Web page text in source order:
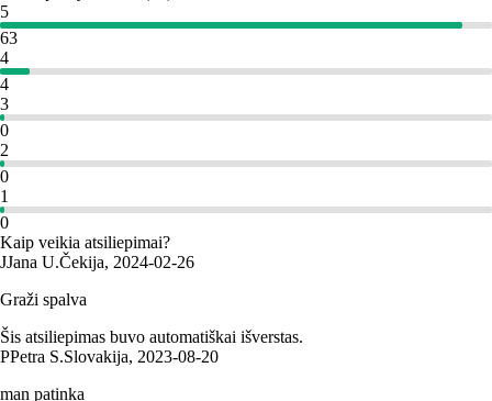
5
63
4
4
3
0
2
0
1
0
Kaip veikia atsiliepimai?
JJana U.Čekija, 2024‑02‑26
Graži spalva
Šis atsiliepimas buvo automatiškai išverstas.
PPetra S.Slovakija, 2023‑08‑20
man patinka